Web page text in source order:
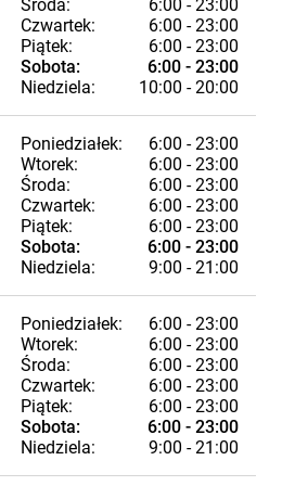
Środa:
6:00 - 23:00
Czwartek:
6:00 - 23:00
Piątek:
6:00 - 23:00
Sobota:
6:00 - 23:00
Niedziela:
10:00 - 20:00
Poniedziałek:
6:00 - 23:00
Wtorek:
6:00 - 23:00
Środa:
6:00 - 23:00
Czwartek:
6:00 - 23:00
Piątek:
6:00 - 23:00
Sobota:
6:00 - 23:00
Niedziela:
9:00 - 21:00
Poniedziałek:
6:00 - 23:00
Wtorek:
6:00 - 23:00
Środa:
6:00 - 23:00
Czwartek:
6:00 - 23:00
Piątek:
6:00 - 23:00
Sobota:
6:00 - 23:00
Niedziela:
9:00 - 21:00